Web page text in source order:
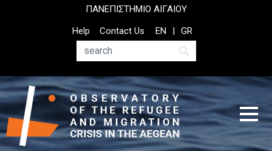
ΠΑΝΕΠΙΣΤΗΜΙΟ ΑΙΓΑΙΟΥ
Top
Header
Help
Contact Us
Search
EN GR